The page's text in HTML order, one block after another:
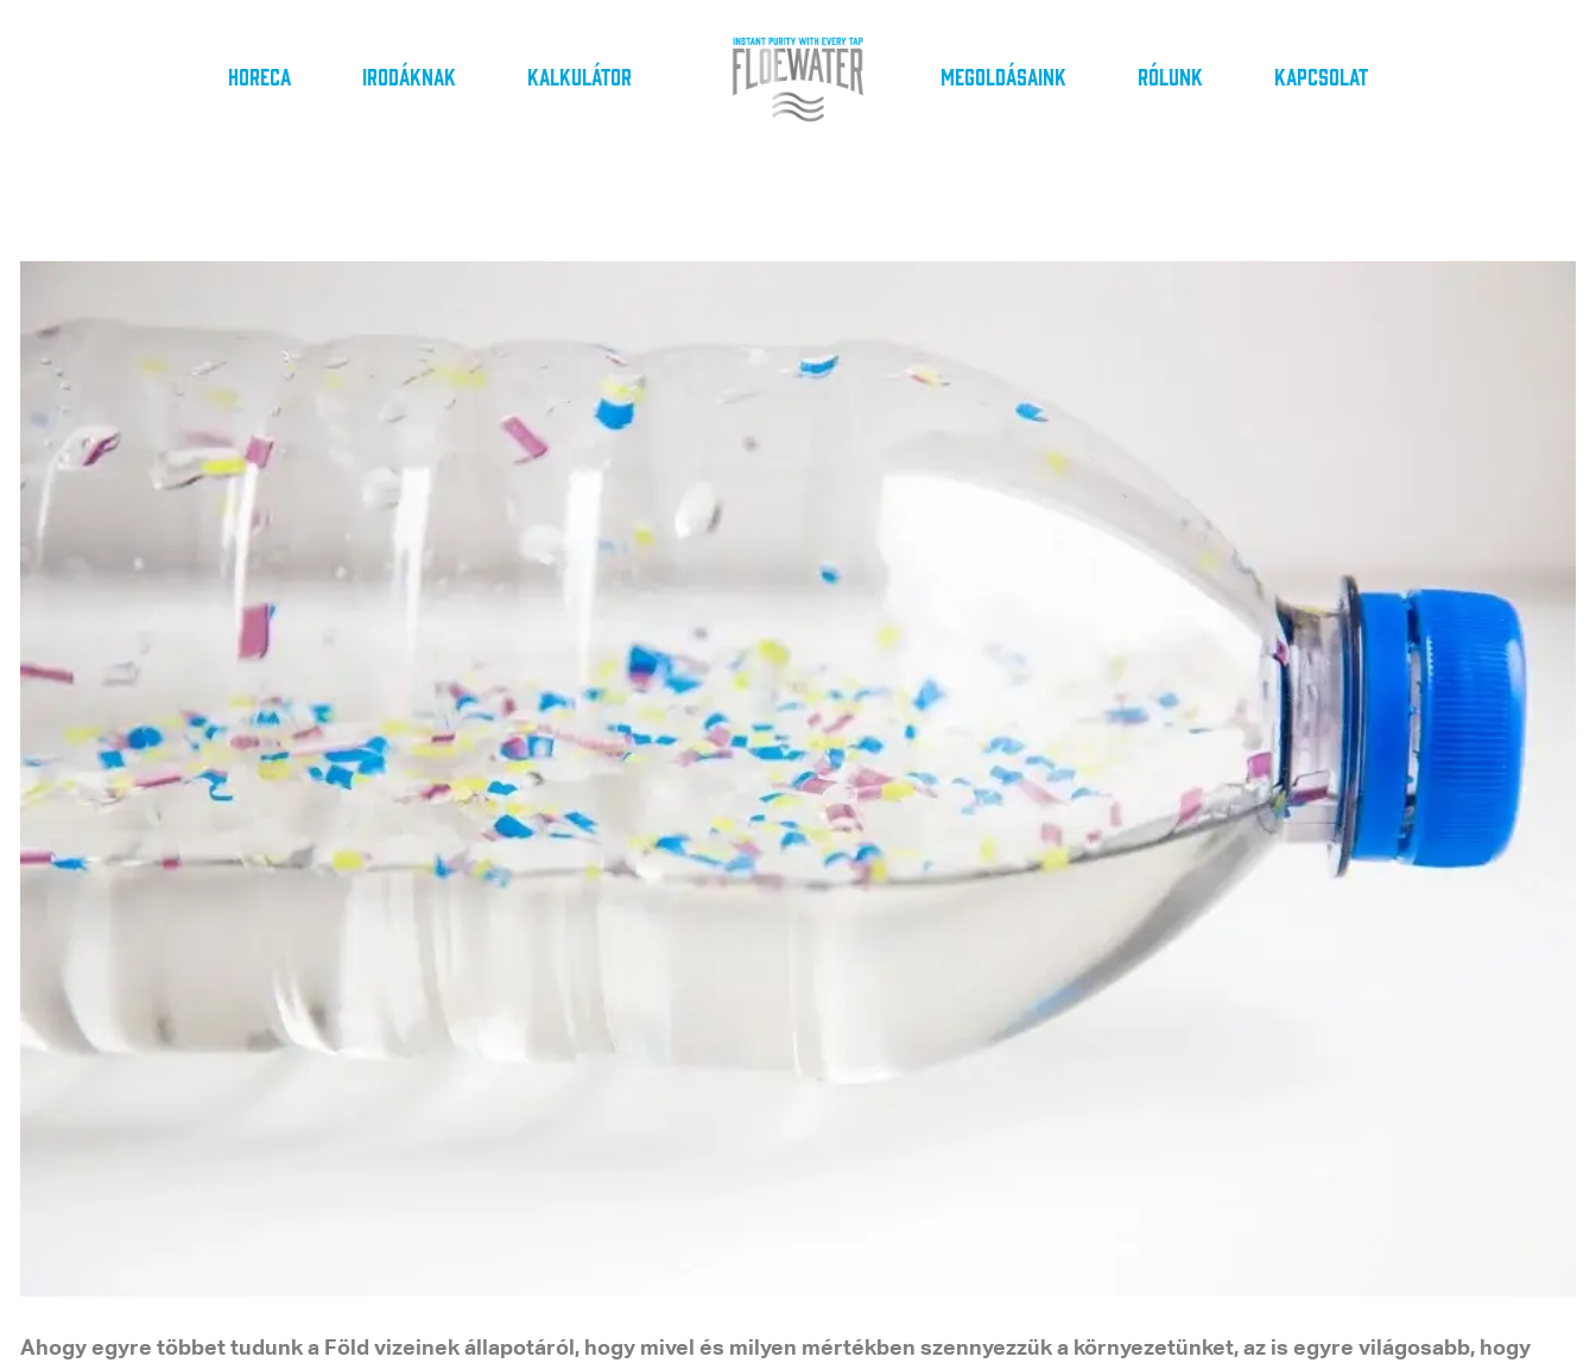
Horeca Irodáknak Kalkulátor Megoldásaink Rólunk Kapcsolat
Ahogy egyre többet tudunk a Föld vizeinek állapotáról, hogy mivel és milyen mértékben szennyezzük a környezetünket, az is egyre világosabb, hogy